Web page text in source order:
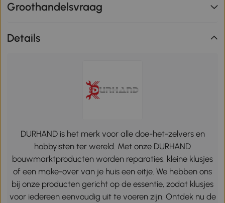
Groothandelsvraag
Details
DURHAND is het merk voor alle doe-het-zelvers en
hobbyisten ter wereld. Met onze DURHAND
bouwmarktproducten worden reparaties, kleine klusjes
of een make-over van je huis een eitje. We hebben ons
bij onze producten gericht op de essentie, zodat klusjes
voor iedereen eenvoudig uit te voeren zijn. Ontdek nu de